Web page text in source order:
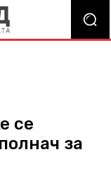
се
за